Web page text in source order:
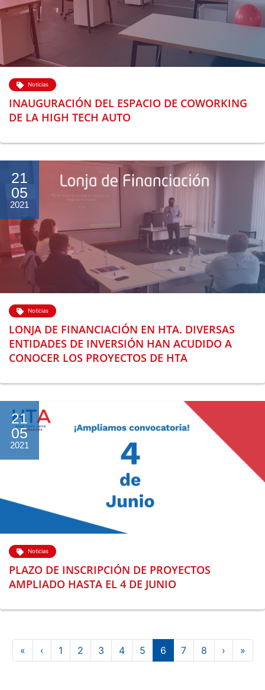
Noticias
INAUGURACIÓN DEL ESPACIO DE COWORKING
DE LA HIGH TECH AUTO
21
05
2021
Noticias
LONJA DE FINANCIACIÓN EN HTA. DIVERSAS
ENTIDADES DE INVERSIÓN HAN ACUDIDO A
CONOCER LOS PROYECTOS DE HTA
21
05
2021
Noticias
PLAZO DE INSCRIPCIÓN DE PROYECTOS
AMPLIADO HASTA EL 4 DE JUNIO
«Primera página
‹Página anterior
1 2 3 4 5 6 7 8 › »